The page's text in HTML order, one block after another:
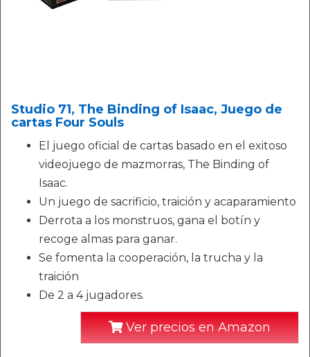
Studio 71, The Binding of Isaac, Juego de
cartas Four Souls
El juego oficial de cartas basado en el exitoso
videojuego de mazmorras, The Binding of
Isaac.
Un juego de sacrificio, traición y acaparamiento
Derrota a los monstruos, gana el botín y
recoge almas para ganar.
Se fomenta la cooperación, la trucha y la
traición
De 2 a 4 jugadores.
Ver precios en Amazon